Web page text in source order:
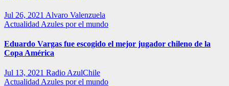
Jul 26, 2021 Alvaro Valenzuela
Actualidad Azules por el mundo
Eduardo Vargas fue escogido el mejor jugador chileno de la
Copa América
Jul 13, 2021 Radio AzulChile
Actualidad Azules por el mundo